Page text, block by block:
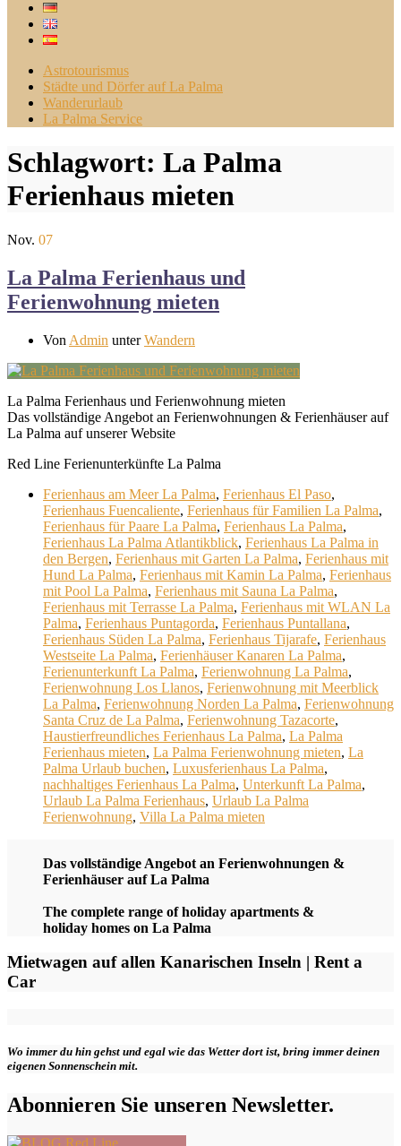
Astrotourismus
Städte und Dörfer auf La Palma
Wanderurlaub
La Palma Service
Schlagwort: La Palma
Ferienhaus mieten
Nov. 07
La Palma Ferienhaus und
Ferienwohnung mieten
Von Admin unterWandern
La Palma Ferienhaus und Ferienwohnung mieten
Das vollständige Angebot an Ferienwohnungen & Ferienhäuser auf
La Palma auf unserer Website
Red Line Ferienunterkünfte La Palma
Ferienhaus am Meer La Palma, Ferienhaus El Paso,
Ferienhaus Fuencaliente, Ferienhaus für Familien La Palma,
Ferienhaus für Paare La Palma, Ferienhaus La Palma,
Ferienhaus La Palma Atlantikblick, Ferienhaus La Palma in
den Bergen, Ferienhaus mit Garten La Palma, Ferienhaus mit
Hund La Palma, Ferienhaus mit Kamin La Palma, Ferienhaus
mit Pool La Palma, Ferienhaus mit Sauna La Palma,
Ferienhaus mit Terrasse La Palma, Ferienhaus mit WLAN La
Palma, Ferienhaus Puntagorda, Ferienhaus Puntallana,
Ferienhaus Süden La Palma, Ferienhaus Tijarafe, Ferienhaus
Westseite La Palma, Ferienhäuser Kanaren La Palma,
Ferienunterkunft La Palma, Ferienwohnung La Palma,
Ferienwohnung Los Llanos, Ferienwohnung mit Meerblick
La Palma, Ferienwohnung Norden La Palma, Ferienwohnung
Santa Cruz de La Palma, Ferienwohnung Tazacorte,
Haustierfreundliches Ferienhaus La Palma, La Palma
Ferienhaus mieten, La Palma Ferienwohnung mieten, La
Palma Urlaub buchen, Luxusferienhaus La Palma,
nachhaltiges Ferienhaus La Palma, Unterkunft La Palma,
Urlaub La Palma Ferienhaus, Urlaub La Palma
Ferienwohnung, Villa La Palma mieten
Das vollständige Angebot an Ferienwohnungen &
Ferienhäuser auf La Palma
The complete range of holiday apartments &
holiday homes on La Palma
Mietwagen auf allen Kanarischen Inseln | Rent a
Car
Wo immer du hin gehst und egal wie das Wetter dort ist, bring immer deinen
eigenen Sonnenschein mit.
Abonnieren Sie unseren Newsletter.